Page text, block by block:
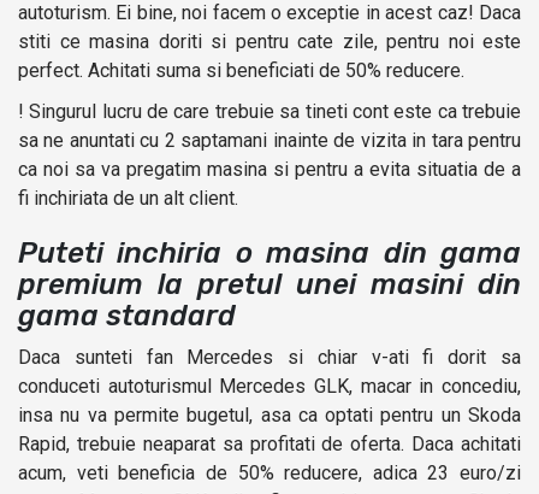
autoturism. Ei bine, noi facem o exceptie in acest caz! Daca
stiti ce masina doriti si pentru cate zile, pentru noi este
perfect. Achitati suma si beneficiati de 50% reducere.
! Singurul lucru de care trebuie sa tineti cont este ca trebuie
sa ne anuntati cu 2 saptamani inainte de vizita in tara pentru
ca noi sa va pregatim masina si pentru a evita situatia de a
fi inchiriata de un alt client.
Puteti inchiria o masina din gama
premium la pretul unei masini din
gama standard
Daca sunteti fan Mercedes si chiar v-ati fi dorit sa
conduceti autoturismul Mercedes GLK, macar in concediu,
insa nu va permite bugetul, asa ca optati pentru un Skoda
Rapid, trebuie neaparat sa profitati de oferta. Daca achitati
acum, veti beneficia de 50% reducere, adica 23 euro/zi